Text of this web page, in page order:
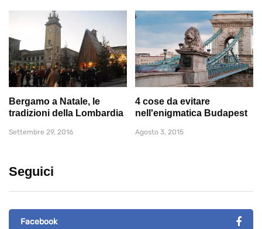
Bergamo a Natale, le
tradizioni della Lombardia
Settembre 29, 2016
4 cose da evitare
nell'enigmatica Budapest
Agosto 3, 2015
Seguici
Facebook